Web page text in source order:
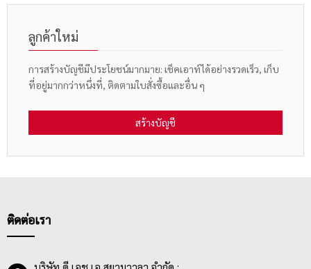
ลูกค้าใหม่
การสร้างบัญชีมีประโยชน์มากมาย: เช็คเอาท์ได้อย่างรวดเร็ว, เก็บ
ที่อยู่มากกว่าหนึ่งที่, ติดตามใบสั่งซื้อและอื่น ๆ
สร้างบัญชี
ติดต่อเรา